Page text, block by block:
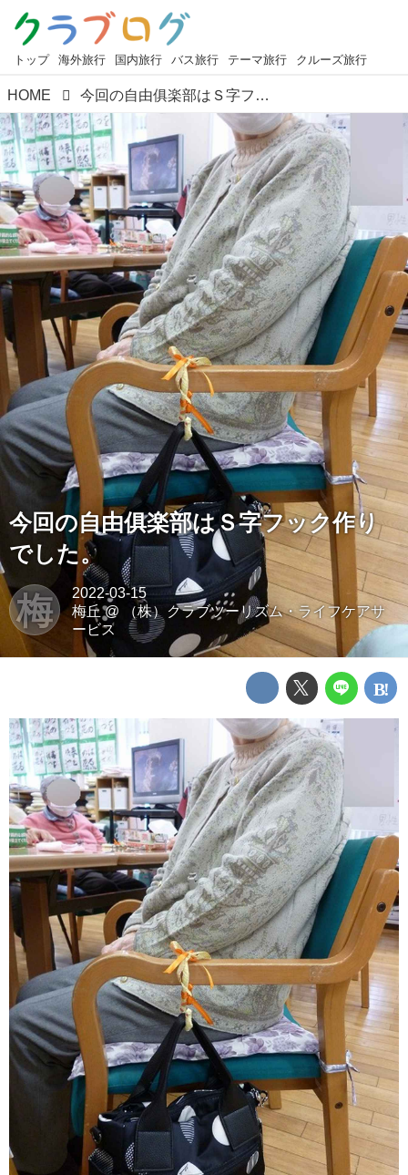
トップ 海外旅行 国内旅行 バス旅行 テーマ旅行 クルーズ旅行
HOME 今回の自由俱楽部はＳ字フック作りでした。
今回の自由俱楽部はＳ字フック作り
でした。
梅
2022-03-15
梅丘@
（株）クラブツーリズム・ライフケアサ
ービス